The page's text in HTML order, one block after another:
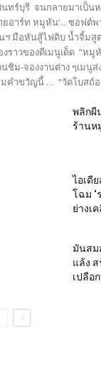
ทร์บุรี จนกลายมาเป็น
ยอาร์ท หมูหัน’... ซอฟต์
ฯ มือหันสู้ไฟดิบ น้ำจิ้มสู
งราวของดีเมนูเด็ด “ห
ชิม-จองงานต่าง ๆเมนู
คำขวัญนี้ … “วัดโบสถ์
พลิกผื
ร้านห
ไอเดี
โฉม ‘
ย่างเ
มันสม
แล้ง
เปลือ